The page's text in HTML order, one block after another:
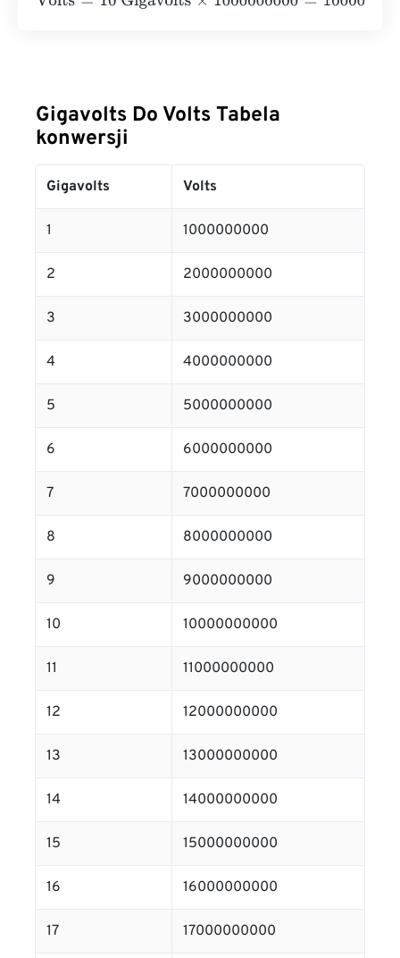
Gigavolts Do Volts Tabela
konwersji
Gigavolts Volts
1 1000000000
2 2000000000
3 3000000000
4 4000000000
5 5000000000
6 6000000000
7 7000000000
8 8000000000
9 9000000000
10 10000000000
11 11000000000
12 12000000000
13 13000000000
14 14000000000
15 15000000000
16 16000000000
17 17000000000